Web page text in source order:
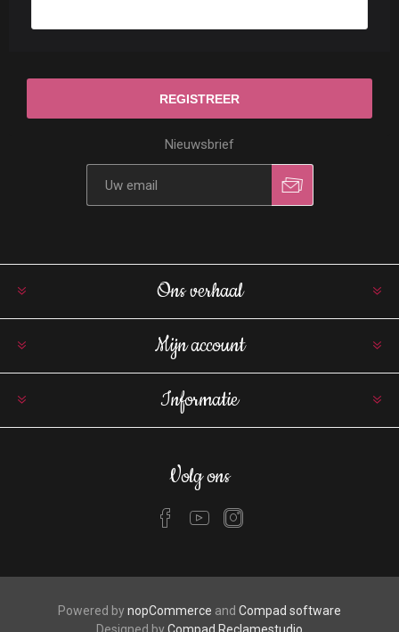
Nieuwsbrief
Ons verhaal
Mijn account
Informatie
Volg ons
Powered bynopCommerce and Compad software